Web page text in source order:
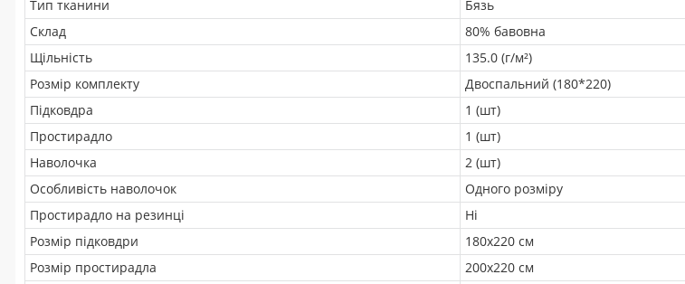
Тип тканини
Бязь
Склад
80% бавовна
Щільність
135.0 (г/м²)
Розмір комплекту
Двоспальний (180*220)
Підковдра
1 (шт)
Простирадло
1 (шт)
Наволочка
2 (шт)
Особливість наволочок
Одного розміру
Простирадло на резинці
Ні
Розмір підковдри
180х220 см
Розмір простирадла
200х220 см